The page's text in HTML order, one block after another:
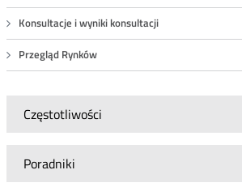
Konsultacje i wyniki konsultacji
Przegląd Rynków
Częstotliwości
Poradniki